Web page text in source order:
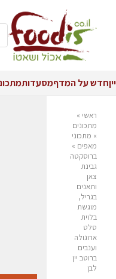
ייןחדש על המדףמסעדות
ראשי »
מתכונים
» מתכוני
מאפים »
ברוסקטה
גבינת
צאן
ותאנים
בגריל,
מוגשת
בלוית
סלט
ארוגולה
וענבים
ברוטב יין
לבן